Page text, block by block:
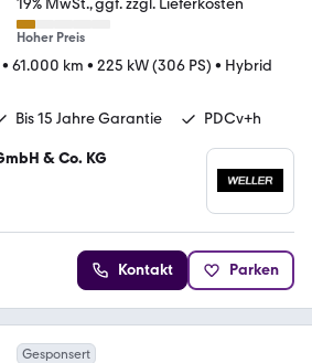
19% MwSt. ggf. zzgl. Lieferkosten
Hoher Preis
• 61.000 km • 225 kW (306 PS) • Hybrid
Bis 15 Jahre Garantie PDCv+h
& Co. KG
Kontakt Parken
Gesponsert